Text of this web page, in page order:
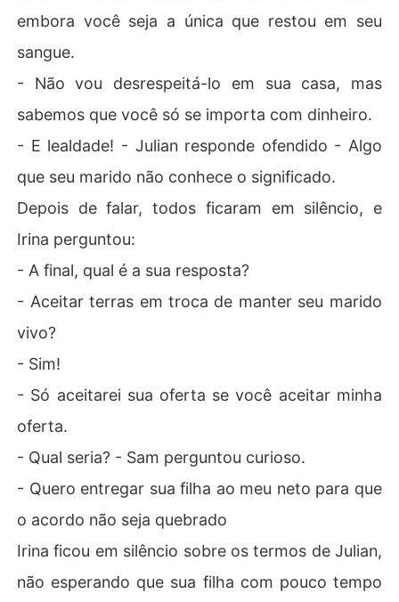
embora você seja a única que restou em seu
sangue.
- Não vou desrespeitá-lo em sua casa, mas
sabemos que você só se importa com dinheiro.
- E lealdade! - Julian responde ofendido - Algo
que seu marido não conhece o significado.
Depois de falar, todos ficaram em silêncio, e
Irina perguntou:
- A final, qual é a sua resposta?
- Aceitar terras em troca de manter seu marido
vivo?
- Sim!
- Só aceitarei sua oferta se você aceitar minha
oferta.
- Qual seria? - Sam perguntou curioso.
- Quero entregar sua filha ao meu neto para que
o acordo não seja quebrado
Irina ficou em silêncio sobre os termos de Julian,
não esperando que sua filha com pouco tempo